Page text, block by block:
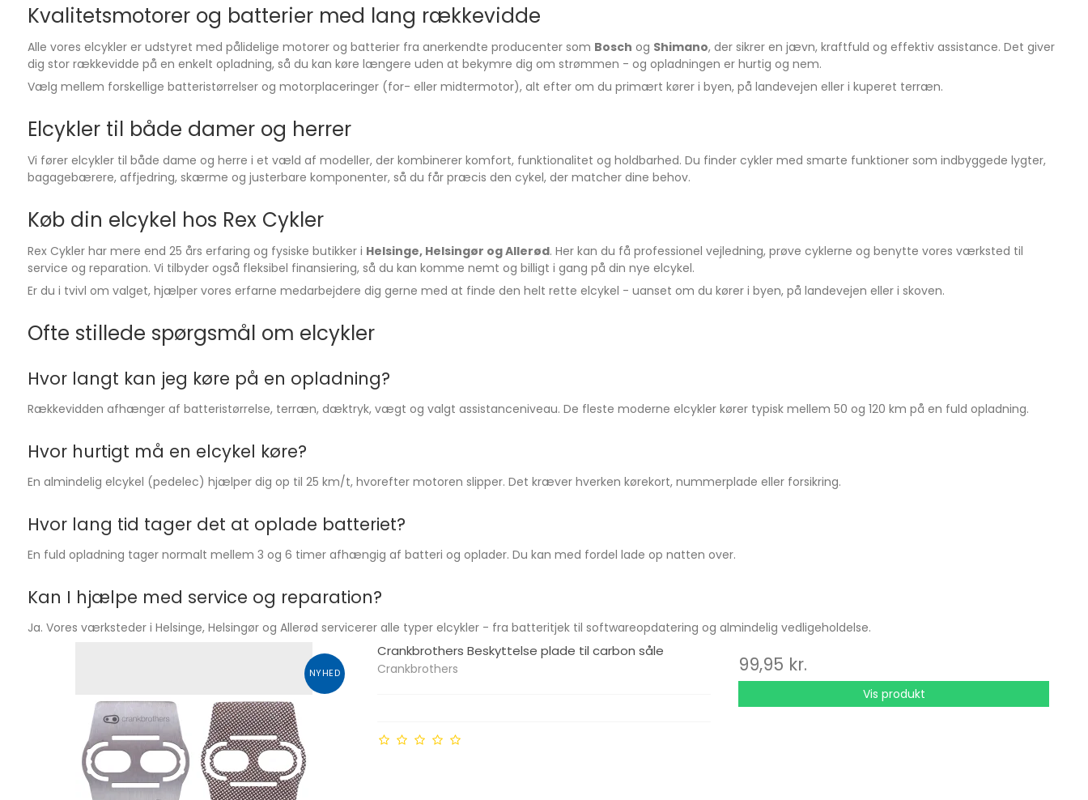
Kvalitetsmotorer og batterier med lang rækkevidde
Alle vores elcykler er udstyret med pålidelige motorer og batterier fra anerkendte producenter som Bosch og Shimano, der sikrer en jævn, kraftfuld og effektiv assistance. Det giver
dig stor rækkevidde på en enkelt opladning, så du kan køre længere uden at bekymre dig om strømmen - og opladningen er hurtig og nem.
Vælg mellem forskellige batteristørrelser og motorplaceringer (for- eller midtermotor), alt efter om du primært kører i byen, på landevejen eller i kuperet terræn.
Elcykler til både damer og herrer
Vi fører elcykler til både dame og herre i et væld af modeller, der kombinerer komfort, funktionalitet og holdbarhed. Du finder cykler med smarte funktioner som indbyggede lygter,
bagagebærere, affjedring, skærme og justerbare komponenter, så du får præcis den cykel, der matcher dine behov.
Køb din elcykel hos Rex Cykler
Rex Cykler har mere end 25 års erfaring og fysiske butikker i Helsinge, Helsingør og Allerød. Her kan du få professionel vejledning, prøve cyklerne og benytte vores værksted til
service og reparation. Vi tilbyder også fleksibel finansiering, så du kan komme nemt og billigt i gang på din nye elcykel.
Er du i tvivl om valget, hjælper vores erfarne medarbejdere dig gerne med at finde den helt rette elcykel - uanset om du kører i byen, på landevejen eller i skoven.
Ofte stillede spørgsmål om elcykler
Hvor langt kan jeg køre på en opladning?
Rækkevidden afhænger af batteristørrelse, terræn, dæktryk, vægt og valgt assistanceniveau. De fleste moderne elcykler kører typisk mellem 50 og 120 km på en fuld opladning.
Hvor hurtigt må en elcykel køre?
En almindelig elcykel (pedelec) hjælper dig op til 25 km/t, hvorefter motoren slipper. Det kræver hverken kørekort, nummerplade eller forsikring.
Hvor lang tid tager det at oplade batteriet?
En fuld opladning tager normalt mellem 3 og 6 timer afhængig af batteri og oplader. Du kan med fordel lade op natten over.
Kan I hjælpe med service og reparation?
Ja. Vores værksteder i Helsinge, Helsingør og Allerød servicerer alle typer elcykler - fra batteritjek til softwareopdatering og almindelig vedligeholdelse.
NYHED
Crankbrothers Beskyttelse plade til carbon såle
Crankbrothers 99,95 kr.
Vis produkt